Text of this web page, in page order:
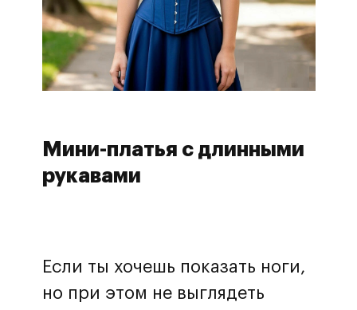
Мини-платья с длинными
рукавами
Если ты хочешь показать ноги,
но при этом не выглядеть